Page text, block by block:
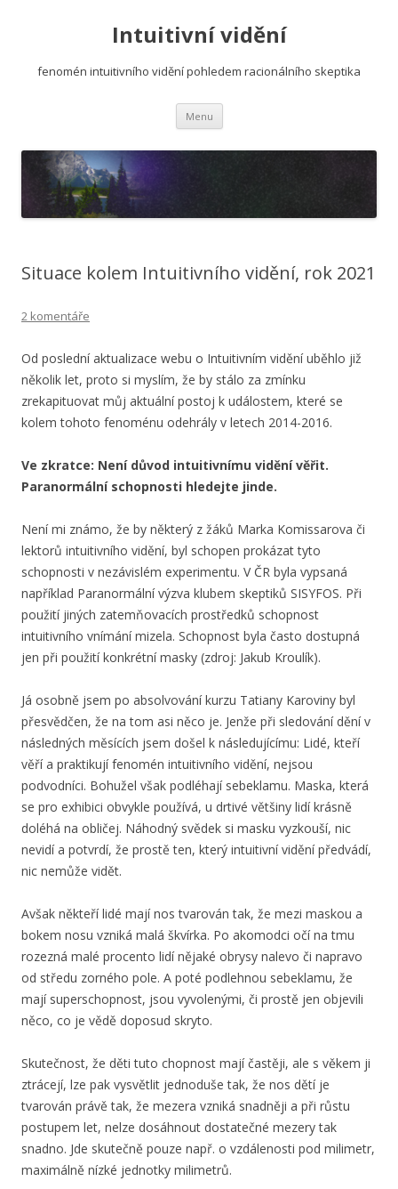
Intuitivní vidění
fenomén intuitivního vidění pohledem racionálního skeptika
Menu Přejít
obsahu
webu
Situace kolem Intuitivního vidění, rok 2021
2 komentáře
Od poslední aktualizace webu o Intuitivním vidění uběhlo již
několik let, proto si myslím, že by stálo za zmínku
zrekapituovat můj aktuální postoj k událostem, které se
kolem tohoto fenoménu odehrály v letech 2014-2016.
Ve zkratce: Není důvod intuitivnímu vidění věřit.
Paranormální schopnosti hledejte jinde.
Není mi známo, že by některý z žáků Marka Komissarova či
lektorů intuitivního vidění, byl schopen prokázat tyto
schopnosti v nezávislém experimentu. V ČR byla vypsaná
například Paranormální výzva klubem skeptiků SISYFOS. Při
použití jiných zatemňovacích prostředků schopnost
intuitivního vnímání mizela. Schopnost byla často dostupná
jen při použití konkrétní masky (zdroj: Jakub Kroulík).
Já osobně jsem po absolvování kurzu Tatiany Karoviny byl
přesvědčen, že na tom asi něco je. Jenže při sledování dění v
následných měsících jsem došel k následujícímu: Lidé, kteří
věří a praktikují fenomén intuitivního vidění, nejsou
podvodníci. Bohužel však podléhají sebeklamu. Maska, která
se pro exhibici obvykle používá, u drtivé většiny lidí krásně
doléhá na obličej. Náhodný svědek si masku vyzkouší, nic
nevidí a potvrdí, že prostě ten, který intuitivní vidění předvádí,
nic nemůže vidět.
Avšak někteří lidé mají nos tvarován tak, že mezi maskou a
bokem nosu vzniká malá škvírka. Po akomodci očí na tmu
rozezná malé procento lidí nějaké obrysy nalevo či napravo
od středu zorného pole. A poté podlehnou sebeklamu, že
mají superschopnost, jsou vyvolenými, či prostě jen objevili
něco, co je vědě doposud skryto.
Skutečnost, že děti tuto chopnost mají častěji, ale s věkem ji
ztrácejí, lze pak vysvětlit jednoduše tak, že nos dětí je
tvarován právě tak, že mezera vzniká snadněji a při růstu
postupem let, nelze dosáhnout dostatečné mezery tak
snadno. Jde skutečně pouze např. o vzdálenosti pod milimetr,
maximálně nízké jednotky milimetrů.